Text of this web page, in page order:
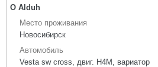
О Alduh
Место проживания
Новосибирск
Автомобиль
Vesta sw cross, двиг. H4M, вариатор